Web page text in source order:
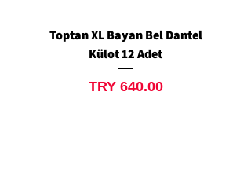
Toptan XL Bayan Bel Dantel
Külot 12 Adet
Price
TRY 640.00